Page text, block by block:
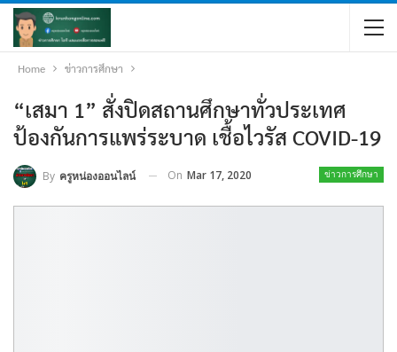
Home ข่าวการศึกษา
“เสมา 1” สั่งปิดสถานศึกษาทั่วประเทศ
ป้องกันการแพร่ระบาด เชื้อไวรัส COVID-19
ข่าวการศึกษา
By ครูหน่องออนไลน์ On Mar 17, 2020